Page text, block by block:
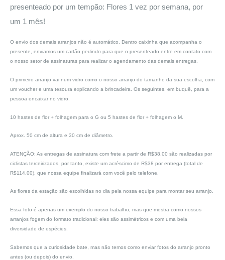
presenteado por um tempão: Flores 1 vez por semana, por
um 1 mês!
O envio dos demais arranjos não é automático. Dentro caixinha que acompanha o
presente, enviamos um cartão pedindo para que o presenteado entre em contato com
o nosso setor de assinaturas para realizar o agendamento das demais entregas.
O primeiro arranjo vai num vidro como o nosso arranjo do tamanho da sua escolha, com
um voucher e uma tesoura explicando a brincadeira. Os seguintes, em buquê, para a
pessoa encaixar no vidro.
10 hastes de flor + folhagem para o G ou 5 hastes de flor + folhagem o M.
Aprox. 50 cm de altura e 30 cm de diâmetro.
ATENÇÃO: As entregas de assinatura com frete a partir de R$38,00 são realizadas por
ciclistas terceirizados, por tanto, existe um acréscimo de R$38 por entrega (total de
R$114,00), que nossa equipe finalizará com você pelo telefone.
As flores da estação são escolhidas no dia pela nossa equipe para montar seu arranjo.
Essa foto é apenas um exemplo do nosso trabalho, mas que mostra como nossos
arranjos fogem do formato tradicional: eles são assimétricos e com uma bela
diversidade de espécies.
Sabemos que a curiosidade bate, mas não temos como enviar fotos do arranjo pronto
antes (ou depois) do envio.